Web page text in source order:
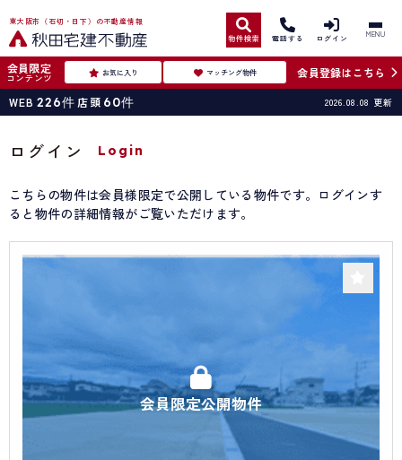
東大阪市（石切・日下）の不動産情報
物件検索
電話する ログイン MENU
会員限定
コンテンツ お気に入り マッチング物件
会員登録はこちら
WEB 226件 店頭 60件 2026.08.08 更新
ログイン Login
こちらの物件は会員様限定で公開している物件です。ログインす
ると物件の詳細情報がご覧いただけます。
会員限定公開物件